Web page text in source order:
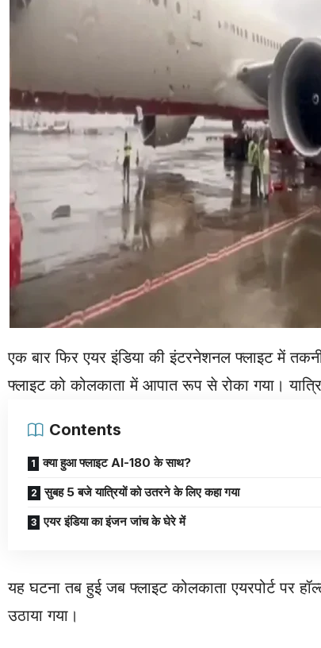
एक बार फिर एयर इंडिया की इंटरनेशनल फ्लाइट में
फ्लाइट को कोलकाता में आपात रूप से रोका गया।
Contents
क्या हुआ फ्लाइट AI-180 के साथ?
सुबह 5 बजे यात्रियों को उतरने के लिए कहा गया
एयर इंडिया का इंजन जांच के घेरे में
यह घटना तब हुई जब फ्लाइट कोलकाता एयरपोर्ट पर
उठाया गया।